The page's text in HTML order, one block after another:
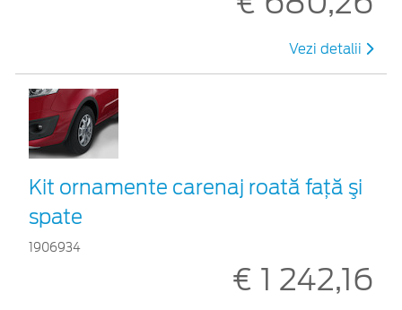
Vezi detalii
Kit ornamente carenaj roată faţă şi
spate
1906934
€ 1 242,16